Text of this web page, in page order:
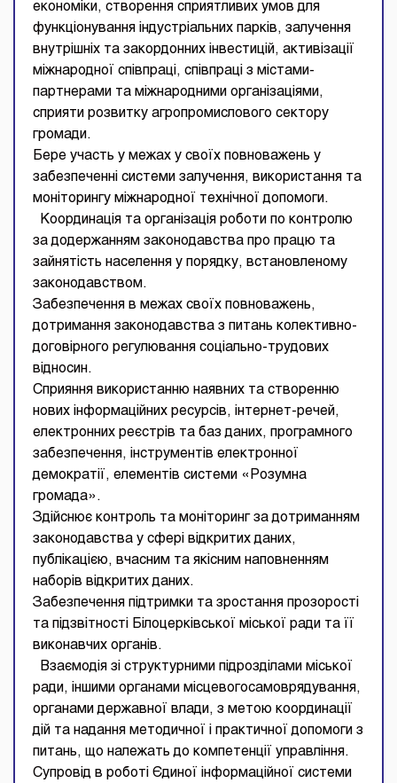
економіки, створення сприятливих умов для
функціонування індустріальних парків, залучення
внутрішніх та закордонних інвестицій, активізації
міжнародної співпраці, співпраці з містами-
партнерами та міжнародними організаціями,
сприяти розвитку агропромислового сектору
громади.
Бере участь у межах у своїх повноважень у
забезпеченні системи залучення, використання та
моніторингу міжнародної технічної допомоги.
Координація та організація роботи по контролю
за додержанням законодавства про працю та
зайнятість населення у порядку, встановленому
законодавством.
Забезпечення в межах своїх повноважень,
дотримання законодавства з питань колективно-
договірного регулювання соціально-трудових
відносин.
Сприяння використанню наявних та створенню
нових інформаційних ресурсів, інтернет-речей,
електронних реєстрів та баз даних, програмного
забезпечення, інструментів електронної
демократії, елементів системи «Розумна
громада».
Здійснює контроль та моніторинг за дотриманням
законодавства у сфері відкритих даних,
публікацією, вчасним та якісним наповненням
наборів відкритих даних.
Забезпечення підтримки та зростання прозорості
та підзвітності Білоцерківської міської ради та її
виконавчих органів.
Взаємодія зі структурними підрозділами міської
ради, іншими органами місцевогосамоврядування,
органами державної влади, з метою координації
дій та надання методичної і практичної допомоги з
питань, що належать до компетенції управління.
Супровід в роботі Єдиної інформаційної системи